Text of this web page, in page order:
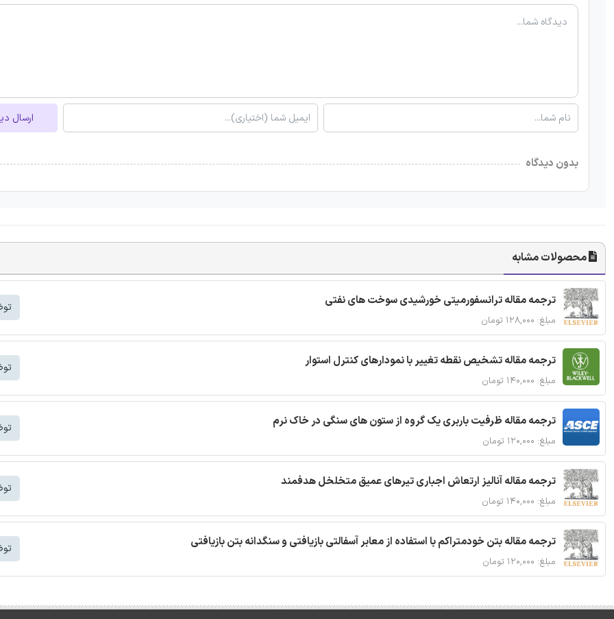
ارسال
بدون دیدگاه
محصولات مشابه
ترجمه مقاله ترانسفورمیتی خورشیدی سوخت های نفتی
مبلغ: ۱۲۸,۰۰۰ تومان
ترجمه مقاله تشخیص نقطه تغییر با نمودارهای کنترل استوار
مبلغ: ۱۴۰,۰۰۰ تومان
ترجمه مقاله ظرفیت باربری یک گروه از ستون های سنگی در خاک نرم
مبلغ: ۱۲۰,۰۰۰ تومان
ترجمه مقاله آنالیز ارتعاش اجباری تیرهای عمیق متخلخل هدفمند
مبلغ: ۱۴۰,۰۰۰ تومان
ترجمه مقاله بتن خودمتراکم با استفاده از معابر آسفالتی بازیافتی و سنگدانه بتن بازیافتی
مبلغ: ۱۲۰,۰۰۰ تومان